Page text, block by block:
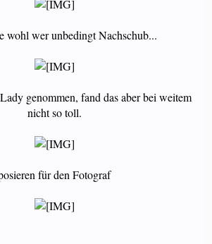
wohl wer unbedingt Nachschub...
genommen, fand das aber bei weitem
nicht so toll.
für den Fotograf